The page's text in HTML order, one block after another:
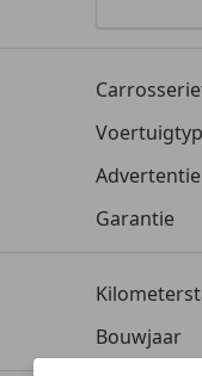
Garantie
Bouwjaar